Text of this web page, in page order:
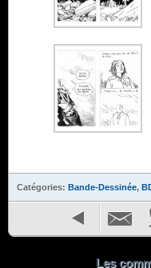
Catégories: Bande-Dessinée,
Les